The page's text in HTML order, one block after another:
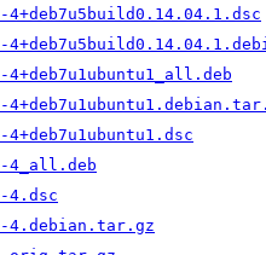
4_all.deb
4.dsc
4.debian.tar.gz